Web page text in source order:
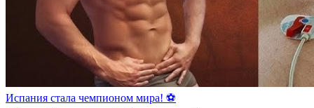
Испания стала чемпионом мира! ⚽️